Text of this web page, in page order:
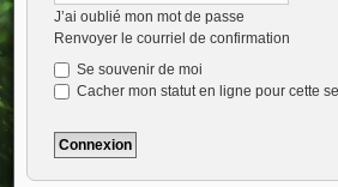
J’ai oublié mon mot de passe
Renvoyer le courriel de confirmation
Se souvenir de moi
Cacher mon statut en ligne pour cette